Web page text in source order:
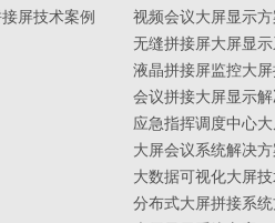
屏技术案例
视频会议大屏显示
无缝拼接屏大屏显
液晶拼接屏监控大
会议拼接大屏显示
应急指挥调度中心
大屏会议系统解决
大数据可视化大屏
分布式大屏拼接系